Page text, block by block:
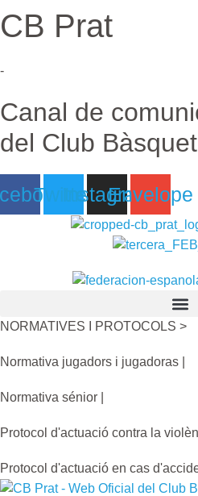
Ir
al
CB Prat
-
Canal de
del Club
TwitterInstagram
Envelope
NORMATIVES I PROTOCOLS >
Normativa jugadors i jugadoras |
Normativa sénior |
Protocol d'actuació contra la
Protocol d'actuació en cas